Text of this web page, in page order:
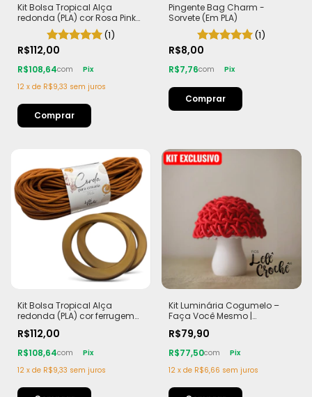
Kit Bolsa Tropical Alça
redonda (PLA) cor Rosa Pink
Corda Náutica 5,5mm
(1)
R$112,00
R$108,64com
Pix
12 x de R$9,33 sem juros
Pingente Bag Charm -
Sorvete (Em PLA)
(1)
R$8,00
R$7,76com Pix
Kit Bolsa Tropical Alça
redonda (PLA) cor ferrugem
R$112,00
R$108,64com
Pix
12 x de R$9,33 sem juros
Kit Luminária Cogumelo –
Faça Você Mesmo |
R$79,90
R$77,50com
Pix
12 x de R$6,66 sem juros